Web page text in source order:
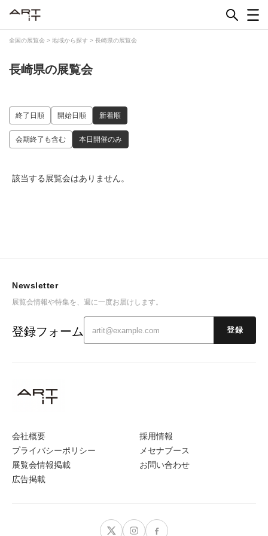
全国の展覧会 > 地域から探す > 長崎県の展覧会
長崎県の展覧会
終了日順 開始日順 新着順
会期終了も含む 本日開催のみ
該当する展覧会はありません。
会社概要
プライバシーポリシー
展覧会情報掲載
広告掲載
採用情報
メセナブース
お問い合わせ
Newsletter
展覧会情報や特集を、週に一度お届けします。
登録フォーム 登録